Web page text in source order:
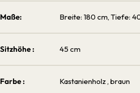
Maße: Breite: 180 cm, Tiefe:
Sitzhöhe : 45 cm
Farbe : Kastanienholz , braun